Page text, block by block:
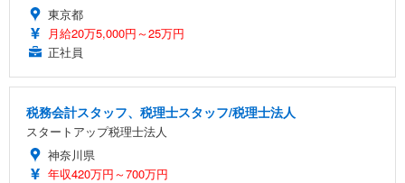
東京都
月給20万5,000円～25万円
正社員
税務会計スタッフ、税理士スタッフ/税理士法人
スタートアップ税理士法人
神奈川県
年収420万円～700万円